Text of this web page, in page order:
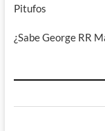
Pitufos
¿Sabe George RR